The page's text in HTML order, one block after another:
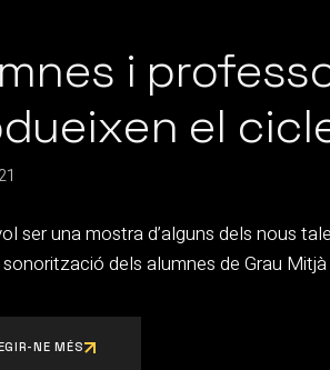
i
el
ser una mostra d’alguns dels nous
dels alumnes de Grau Mitjà
NE MÉS